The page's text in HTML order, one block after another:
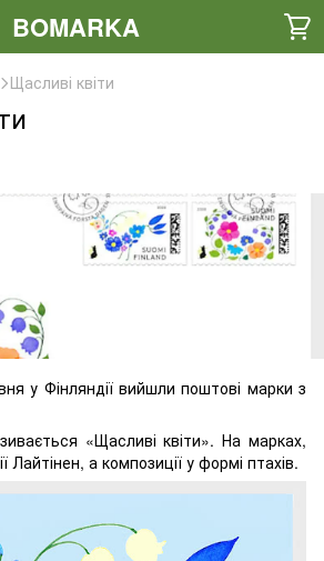
BOMARKA
Щасливі квіти
у Фінляндії вийшли поштові марки з
«Щасливі квіти». На марках,
Лайтінен, а композиції у формі птахів.